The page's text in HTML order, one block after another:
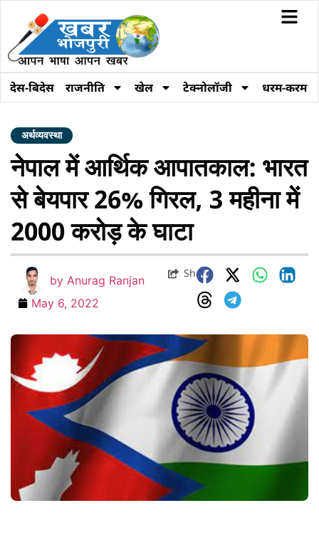
देस-बिदेस राजनीति खेल टेक्नोलॉजी धरम-करम
अर्थव्यवस्था
नेपाल में आर्थिक आपातकाल: भारत
से बेयपार 26% गिरल, 3 महीना में
2000 करोड़ के घाटा
by Anurag Ranjan
May 6, 2022
Share